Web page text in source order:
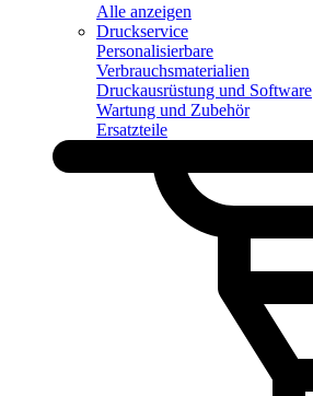
Alle anzeigen
Druckservice
Personalisierbare
Verbrauchsmaterialien
Druckausrüstung und Software
Wartung und Zubehör
Ersatzteile